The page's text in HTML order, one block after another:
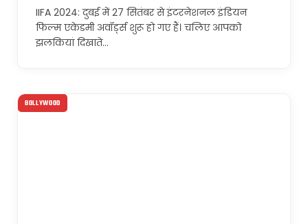
IIFA 2024: दुबई में 27 सितंबर से इंटरनेशनल इंडियन
फिल्म एकेडमी अवॉर्ड्स शुरू हो गए हैं। चलिए आपको
झलकियां दिखाते…
BOLLYWOOD